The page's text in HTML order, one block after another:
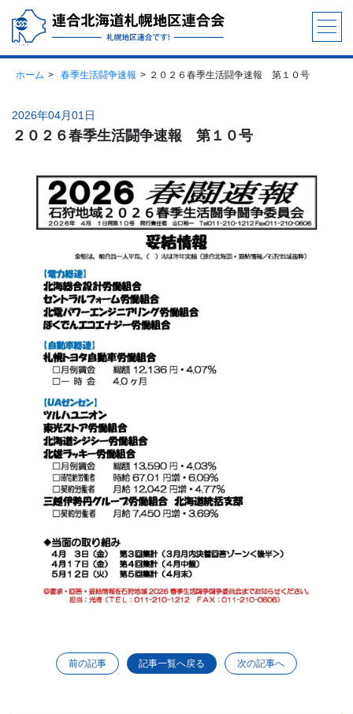
ホーム 春季生活闘争速報 ２０２６春季生活闘争速報 第１０号
2026年04月01日
２０２６春季生活闘争速報 第１０号
前の記事 記事一覧へ戻る 次の記事へ